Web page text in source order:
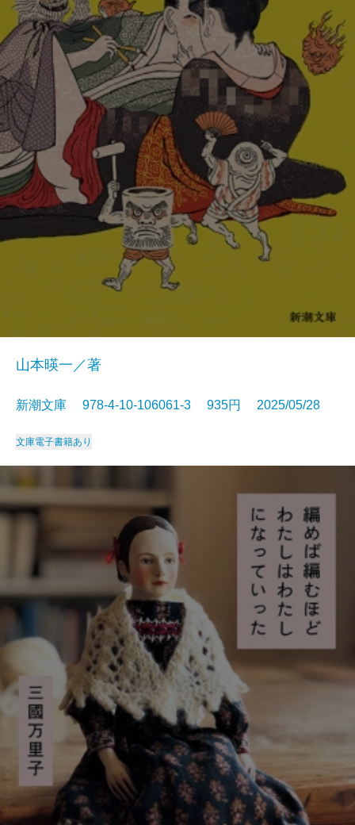
山本暎一／著
新潮文庫 978-4-10-106061-3 935円 2025/05/28
文庫電子書籍あり